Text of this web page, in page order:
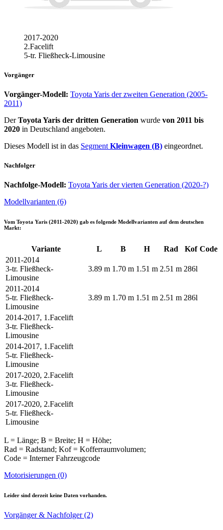
2017-2020
2.Facelift
5-tr. Fließheck-Limousine
Vorgänger
Vorgänger-Modell: Toyota Yaris der zweiten Generation (2005-
2011)
DerToyota Yaris der dritten Generation wurde von 2011 bis
2020 in Deutschland angeboten.
Dieses Modell ist in das Segment Kleinwagen (B) eingeordnet.
Nachfolger
Nachfolge-Modell: Toyota Yaris der vierten Generation (2020-?)
Modellvarianten (6)
Vom Toyota Yaris (2011-2020) gab es folgende Modellvarianten auf dem deutschen
Markt:
Variante L B H Rad Kof Code
2011-2014
3-tr. Fließheck-
Limousine
3.89 m 1.70 m 1.51 m 2.51 m 286l
2011-2014
5-tr. Fließheck-
Limousine
3.89 m 1.70 m 1.51 m 2.51 m 286l
2014-2017, 1.Facelift
3-tr. Fließheck-
Limousine
2014-2017, 1.Facelift
5-tr. Fließheck-
Limousine
2017-2020, 2.Facelift
3-tr. Fließheck-
Limousine
2017-2020, 2.Facelift
5-tr. Fließheck-
Limousine
L = Länge; B = Breite; H = Höhe;
Rad = Radstand; Kof = Kofferraumvolumen;
Code = Interner Fahrzeugcode
Motorisierungen (0)
Leider sind derzeit keine Daten vorhanden.
Vorgänger & Nachfolger (2)